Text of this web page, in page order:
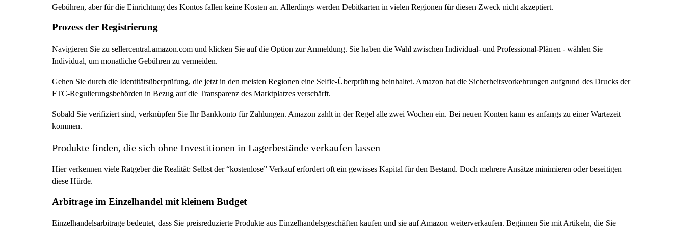
Gebühren, aber für die Einrichtung des Kontos fallen keine Kosten an. Allerdings werden Debitkarten in vielen Regionen für diesen Zweck nicht akzeptiert.
Prozess der Registrierung
Navigieren Sie zu sellercentral.amazon.com und klicken Sie auf die Option zur Anmeldung. Sie haben die Wahl zwischen Individual- und Professional-Plänen - wählen Sie
Individual, um monatliche Gebühren zu vermeiden.
Gehen Sie durch die Identitätsüberprüfung, die jetzt in den meisten Regionen eine Selfie-Überprüfung beinhaltet. Amazon hat die Sicherheitsvorkehrungen aufgrund des Drucks der
FTC-Regulierungsbehörden in Bezug auf die Transparenz des Marktplatzes verschärft.
Sobald Sie verifiziert sind, verknüpfen Sie Ihr Bankkonto für Zahlungen. Amazon zahlt in der Regel alle zwei Wochen ein. Bei neuen Konten kann es anfangs zu einer Wartezeit
kommen.
Produkte finden, die sich ohne Investitionen in Lagerbestände verkaufen lassen
Hier verkennen viele Ratgeber die Realität: Selbst der “kostenlose” Verkauf erfordert oft ein gewisses Kapital für den Bestand. Doch mehrere Ansätze minimieren oder beseitigen
diese Hürde.
Arbitrage im Einzelhandel mit kleinem Budget
Einzelhandelsarbitrage bedeutet, dass Sie preisreduzierte Produkte aus Einzelhandelsgeschäften kaufen und sie auf Amazon weiterverkaufen. Beginnen Sie mit Artikeln, die Sie